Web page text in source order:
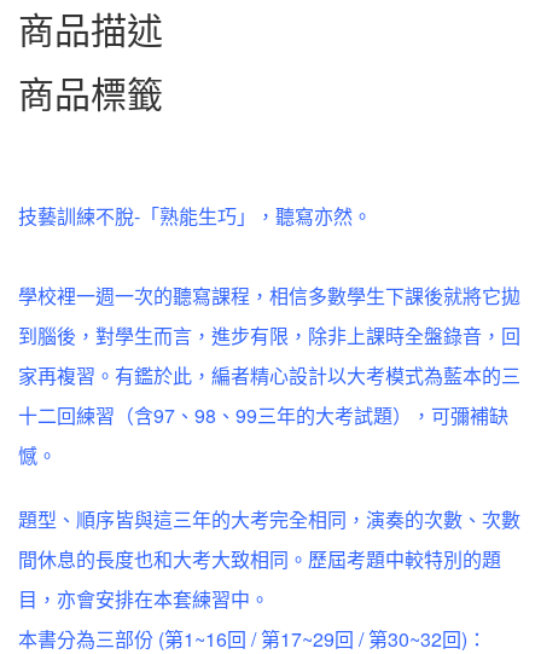
商品描述
商品標籤
技藝訓練不脫-「熟能生巧」，聽寫亦然。
學校裡一週一次的聽寫課程，相信多數學生下課後就將它拋
到腦後，對學生而言，進步有限，除非上課時全盤錄音，回
家再複習。有鑑於此，編者精心設計以大考模式為藍本的三
十二回練習（含97、98、99三年的大考試題），可彌補缺
憾。
題型、順序皆與這三年的大考完全相同，演奏的次數、次數
間休息的長度也和大考大致相同。歷屆考題中較特別的題
目，亦會安排在本套練習中。
本書分為三部份 (第1~16回 / 第17~29回 / 第30~32回)：